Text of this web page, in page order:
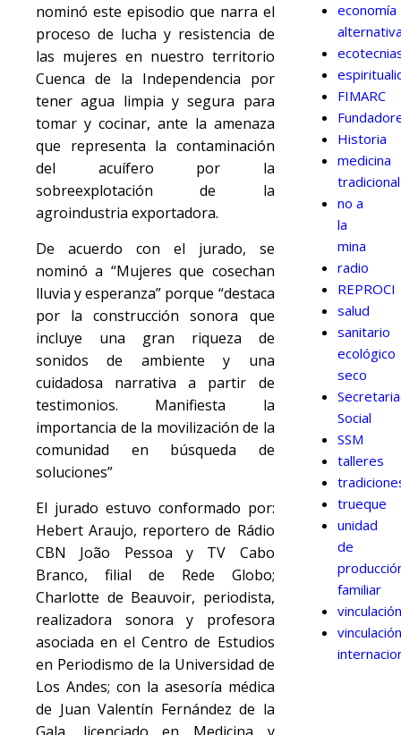
nominó este episodio que narra el
proceso de lucha y resistencia de
las mujeres en nuestro territorio
Cuenca de la Independencia por
tener agua limpia y segura para
tomar y cocinar, ante la amenaza
que representa la contaminación
del acuífero por la
sobreexplotación de la
agroindustria exportadora.
De acuerdo con el jurado, se
nominó a “Mujeres que cosechan
lluvia y esperanza” porque “destaca
por la construcción sonora que
incluye una gran riqueza de
sonidos de ambiente y una
cuidadosa narrativa a partir de
testimonios. Manifiesta la
importancia de la movilización de la
comunidad en búsqueda de
soluciones”
El jurado estuvo conformado por:
Hebert Araujo, reportero de Rádio
CBN João Pessoa y TV Cabo
Branco, filial de Rede Globo;
Charlotte de Beauvoir, periodista,
realizadora sonora y profesora
asociada en el Centro de Estudios
en Periodismo de la Universidad de
Los Andes; con la asesoría médica
de Juan Valentín Fernández de la
economía
FIMARC
Historia
medicina
tradicional
no a
la
mina
radio
REPROCI
salud
sanitario
ecológico
seco
Social
SSM
talleres
trueque
unidad
de
familiar
vinculación
vinculación